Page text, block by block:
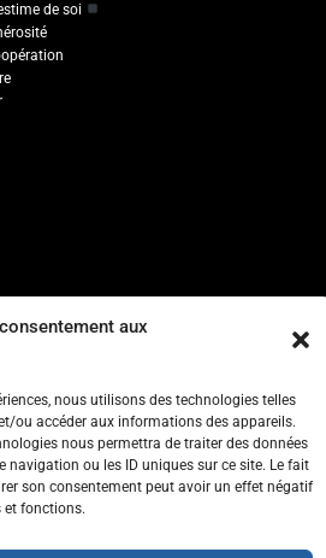
aux
nous utilisons des technologies telles
ou accéder aux informations des appareils.
nous permettra de traiter des données
navigation ou les ID uniques sur ce site. Le fait
son consentement peut avoir un effet négatif
et fonctions.
de soi
de Taekwondo
- 1160 Auderghem